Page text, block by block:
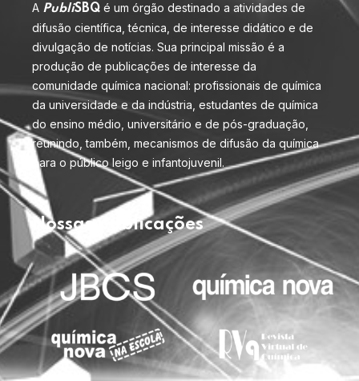
A PubliSBQ é um órgão destinado a atividades de
difusão científica, técnica, de interesse didático e de
divulgação de notícias. Sua principal missão é a
produção de publicações de interesse da
comunidade química nacional: profissionais de química
da universidade e da indústria, estudantes de química
do ensino médio, universitário e de pós-graduação,
reunindo, também, mecanismos de difusão da química
para o público leigo e infantojuvenil.
Nossas publicações